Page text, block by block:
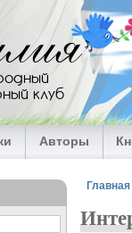
клуб
Авторы
Вы
Главная